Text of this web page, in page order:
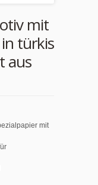
mit
türkis
aus
mit